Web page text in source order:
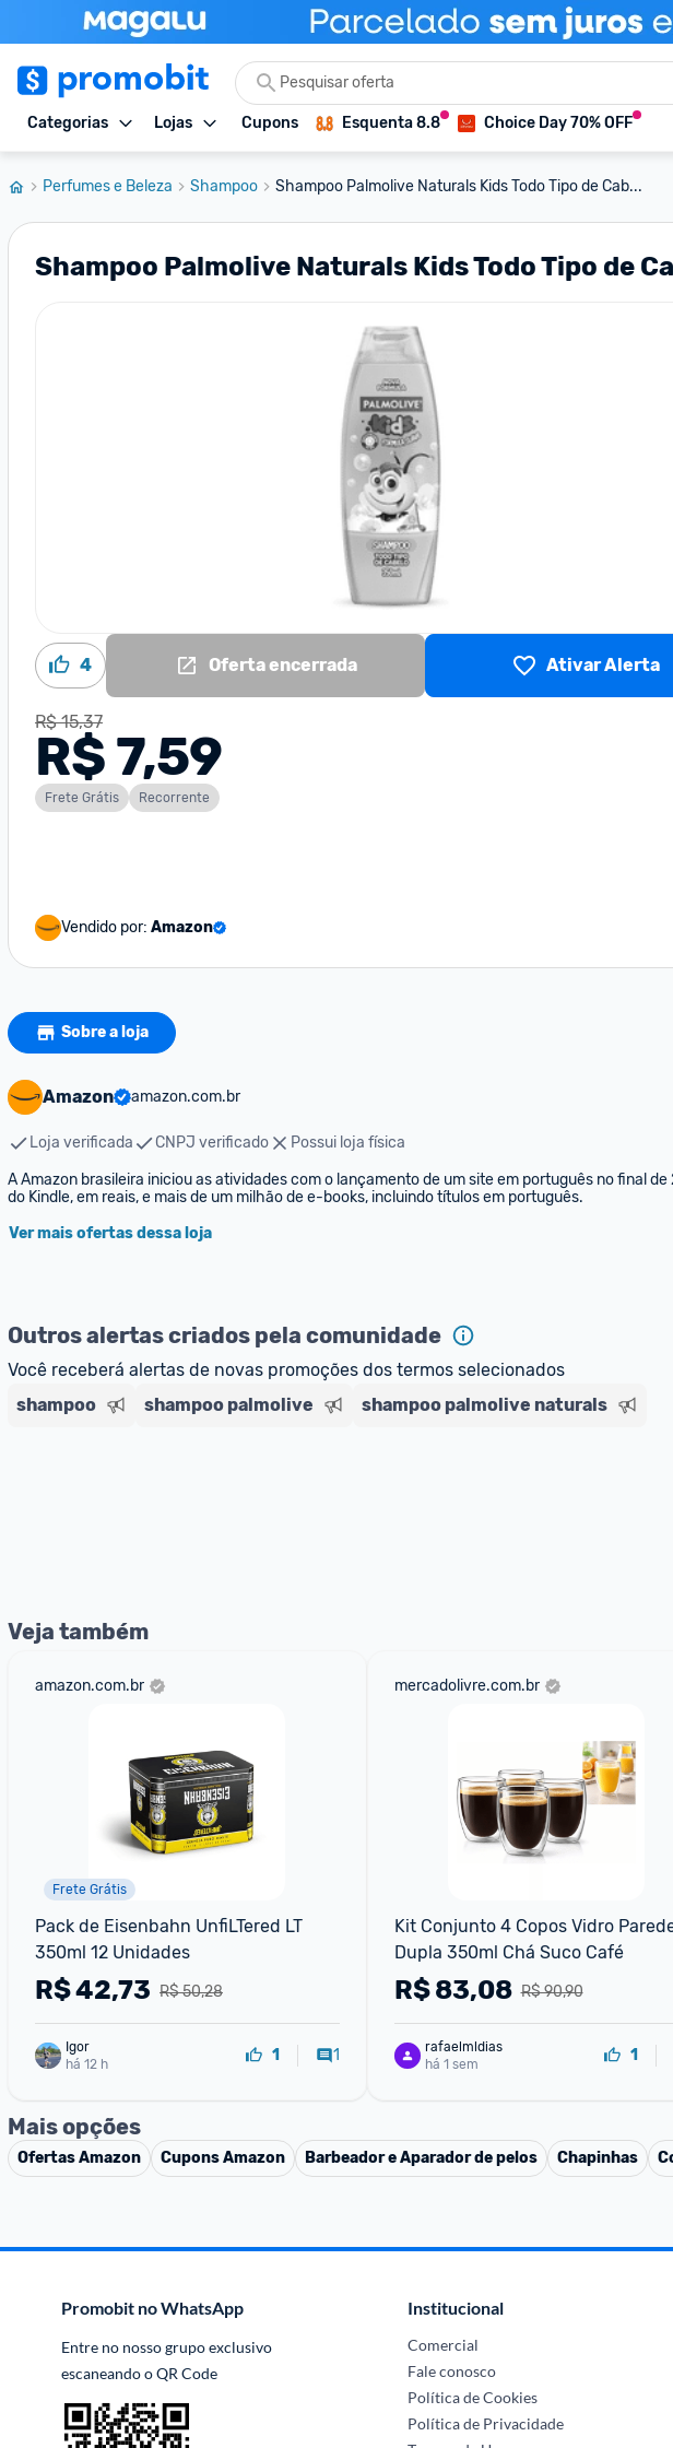
Categorias Lojas Cupons Esquenta 8.8 Choice Day 70% OFF
Perfumes e Beleza Shampoo Shampoo Palmolive Naturals Kids Todo Tipo de Cab...
Shampoo Palmolive Naturals Kids Todo Tipo de
4 Oferta encerrada Ativar Alerta
R$ 15,37
R$ 7,59
Frete Grátis Recorrente
Vendido por: Amazon
Sobre a loja
Amazon amazon.com.br
Loja verificada CNPJ verificado
Possui loja física
A Amazon brasileira iniciou as atividades com o lançamento de um site em português no final
do Kindle, em reais, e mais de um milhão de e-books, incluindo títulos em português.
Ver mais ofertas dessa loja
Outros alertas criados pela comunidade
Você receberá alertas de novas promoções dos termos selecionados
shampoo
shampoo palmolive shampoo palmolive naturals
Veja também
amazon.com.br
Frete Grátis
Pack de Eisenbahn UnfiLTered LT
350ml 12 Unidades
R$ 50,28
R$42,73
Igor
há 12 h
1 1
mercadolivre.com.br
Kit Conjunto 4 Copos Vidro
Dupla 350ml Chá Suco Café
R$ 90,90
R$83,08
rafaelmldias
há 1 sem
1
Mais opções
OfertasAmazon CuponsAmazon Barbeador e Aparador de pelos Chapinhas
Promobit no WhatsApp
Entre no nosso grupo exclusivo
escaneando o QR Code
Institucional
Comercial
Fale conosco
Política de Cookies
Política de Privacidade